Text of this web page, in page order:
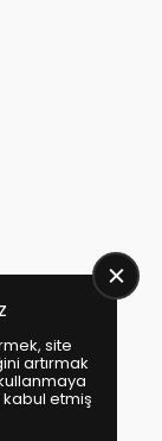
- Peugeot
site
artırmak
kabul etmiş